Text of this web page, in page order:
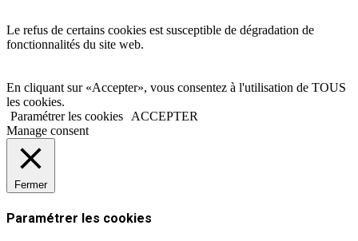
Le refus de certains cookies est susceptible de dégradation de
fonctionnalités du site web.
En cliquant sur «Accepter», vous consentez à l'utilisation de TOUS
les cookies.
Paramétrer les cookies
ACCEPTER
Manage consent
Fermer
Paramétrer les cookies